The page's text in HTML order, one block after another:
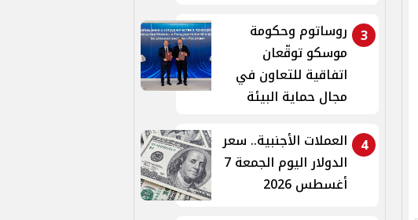
3 روساتوم وحكومة
موسكو توقّعان
اتفاقية للتعاون في
مجال حماية البيئة
4
العملات الأجنبية.. سعر
الدولار اليوم الجمعة 7
أغسطس 2026